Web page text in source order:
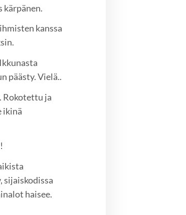
kärpänen.
kanssa
päästy. Vielä..
ja
ikinä
sijaiskodissa
haisee.